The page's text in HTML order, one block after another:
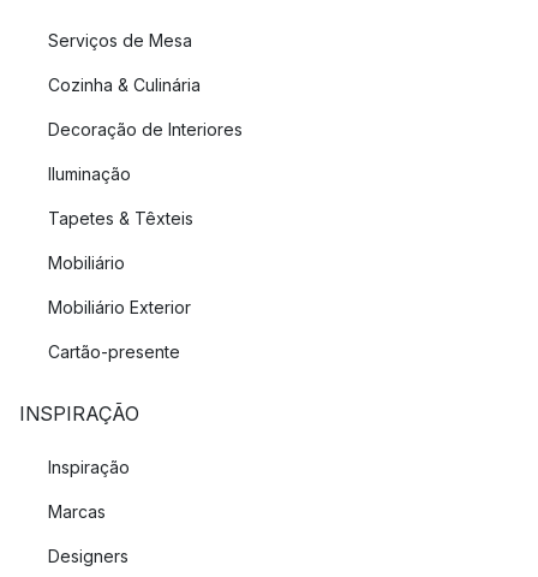
Serviços de Mesa
Cozinha & Culinária
Decoração de Interiores
Iluminação
Tapetes & Têxteis
Mobiliário
Mobiliário Exterior
Cartão-presente
INSPIRAÇÃO
Inspiração
Marcas
Designers